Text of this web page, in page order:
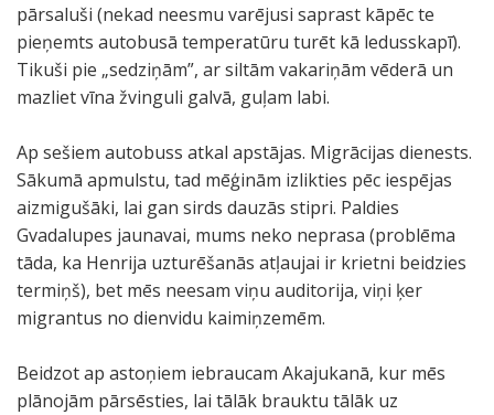
pārsaluši (nekad neesmu varējusi saprast kāpēc te
pieņemts autobusā temperatūru turēt kā ledusskapī).
Tikuši pie „sedziņām”, ar siltām vakariņām vēderā un
mazliet vīna žvinguli galvā, guļam labi.
Ap sešiem autobuss atkal apstājas. Migrācijas dienests.
Sākumā apmulstu, tad mēģinām izlikties pēc iespējas
aizmigušāki, lai gan sirds dauzās stipri. Paldies
Gvadalupes jaunavai, mums neko neprasa (problēma
tāda, ka Henrija uzturēšanās atļaujai ir krietni beidzies
termiņš), bet mēs neesam viņu auditorija, viņi ķer
migrantus no dienvidu kaimiņzemēm.
Beidzot ap astoņiem iebraucam Akajukanā, kur mēs
plānojām pārsēsties, lai tālāk brauktu tālāk uz